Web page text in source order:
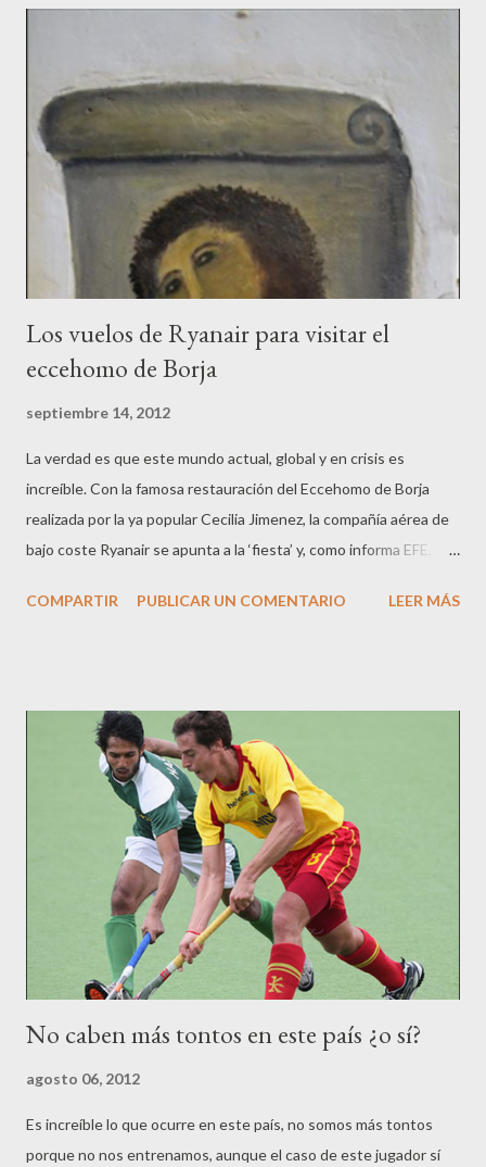
comandante Orestes Lorenzo era uno de los pilotos de élite de
la fuerza aérea y un veterano de la Guerra de Angola, que había
realizado dos periodos de entrenamiento en la Unión Soviética.
Fue durante el último de ellos, ya con la perestroika de
Gorbachov en marcha, cuando Orestes empezó a cuestionar el...
Los vuelos de Ryanair para visitar el
eccehomo de Borja
septiembre 14, 2012
La verdad es que este mundo actual, global y en crisis es
increíble. Con la famosa restauración del Eccehomo de Borja
realizada por la ya popular Cecilia Jimenez, la compañía aérea de
bajo coste Ryanair se apunta a la ‘fiesta’ y, como informa EFE,
cualquiera de los aeropuertos donde opera, para ver la
aragonesa. La compañía lo justifica así: "Gracias al efecto
eccehomo, el turismo y la economía zaragozanos se han visto
reforzados por el gran interés que esta peculiar historia ha
causado entre los turistas" , y su responsable de Marketing y
Ventas, Luis Fernández Mellado, asegura que: “la compañía está
encantada de lanzar una oferta especial Eccehomo para viajar a
Zaragoza a partir de doce euros en los meses de octubre y
noviembre” , y valora l...
COMPARTIR PUBLICAR UN COMENTARIO LEER MÁS
No caben más tontos en este país ¿o sí?
agosto 06, 2012
Es increíble lo que ocurre en este país, no somos más tontos
porque no nos entrenamos, aunque el caso de este jugador sí